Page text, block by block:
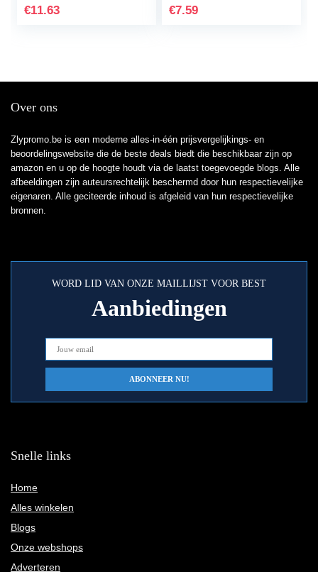
accessoires groot
€11.63
voor grotere polsen
€7.59
Over ons
Zlypromo.be is een moderne alles-in-één prijsvergelijkings- en
beoordelingswebsite die de beste deals biedt die beschikbaar zijn op
amazon en u op de hoogte houdt via de laatst toegevoegde blogs. Alle
afbeeldingen zijn auteursrechtelijk beschermd door hun respectievelijke
eigenaren. Alle geciteerde inhoud is afgeleid van hun respectievelijke
bronnen.
WORD LID VAN ONZE MAILLIJST VOOR BEST
Aanbiedingen
Snelle links
Home
Alles winkelen
Blogs
Onze webshops
Adverteren